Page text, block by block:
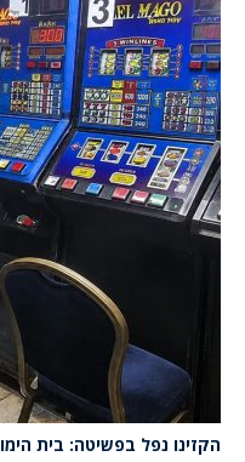
הקזינו נפל בפשיטה: בית